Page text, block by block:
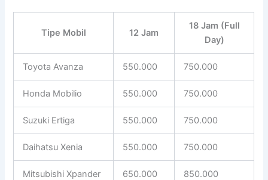
Tipe Mobil 12 Jam
18 Jam (Full
Day)
Toyota Avanza 550.000 750.000
Honda Mobilio 550.000 750.000
Suzuki Ertiga 550.000 750.000
Daihatsu Xenia 550.000 750.000
Mitsubishi Xpander 650.000 850.000